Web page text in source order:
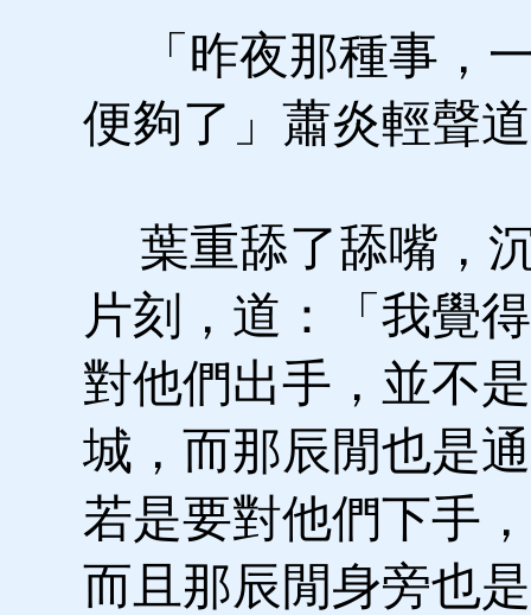
「昨夜那種事，
便夠了」蕭炎輕聲
葉重舔了舔嘴，
片刻，道：「我覺
對他們出手，並不
城，而那辰閒也是
若是要對他們下手
而且那辰閒身旁也